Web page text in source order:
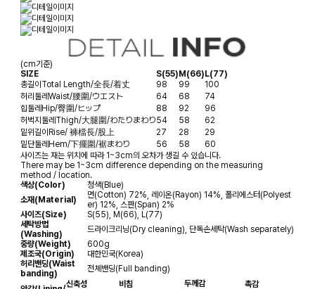
(cm기준)
SIZE
S(55) M(66) L(77)
총길이 Total Length/全長/着丈 98 99
100
허리둘레 Waist/腰圍/ウエスト 64 68
74
힙둘레 Hip/臀圍/ヒップ 88 92
96
허벅지둘레 Thigh/大腿圍/わたりまわり54 58
62
밑위길이 Rise/ 褲檔長/股上 27 28
29
밑단둘레 Hem/下擺圍/裾まわり 56 58
60
사이즈는 재는 위치에 따라 1~3cm의 오차가 생길 수 있습니다.
There may be 1~3cm difference depending on the measuring
method / location.
색상(Color)
청색(Blue)
소재(Material)
면(Cotton) 72%, 레이온(Rayon) 14%, 폴리에스터(Polyest
er) 12%, 스판(Span) 2%
사이즈(Size)
S(55), M(66), L(77)
세탁방법
(Washing)
드라이크리닝(Dry cleaning), 단독손세탁(Wash separately)
중량(Weight)
600g
제조국(Origin)
대한민국(Korea)
허리밴딩(Waist
banding)
전체밴딩(Full banding)
신축성 비침 두께감 촉감